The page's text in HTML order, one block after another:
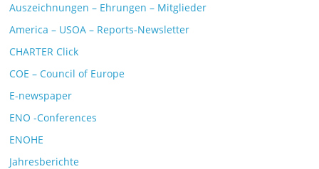
Auszeichnungen – Ehrungen – Mitglieder
America – USOA – Reports-Newsletter
CHARTER Click
COE – Council of Europe
E-newspaper
ENO -Conferences
ENOHE
Jahresberichte